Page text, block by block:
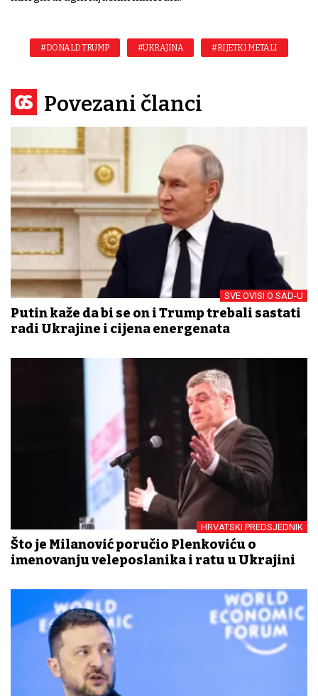
#DONALD TRUMP #UKRAJINA #RIJETKI METALI
Povezani članci
SVE OVISI O SAD-U
Putin kaže da bi se on i Trump trebali sastati
radi Ukrajine i cijena energenata
HRVATSKI PREDSJEDNIK
Što je Milanović poručio Plenkoviću o
imenovanju veleposlanika i ratu u Ukrajini